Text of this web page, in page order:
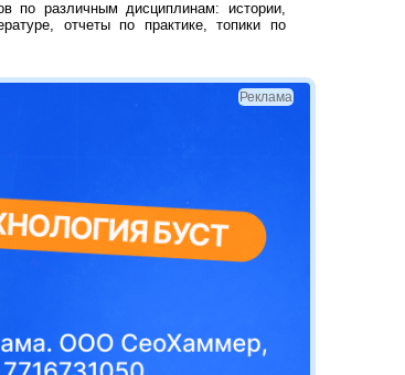
по различным дисциплинам: истории,
отчеты по практике, топики по
Реклама